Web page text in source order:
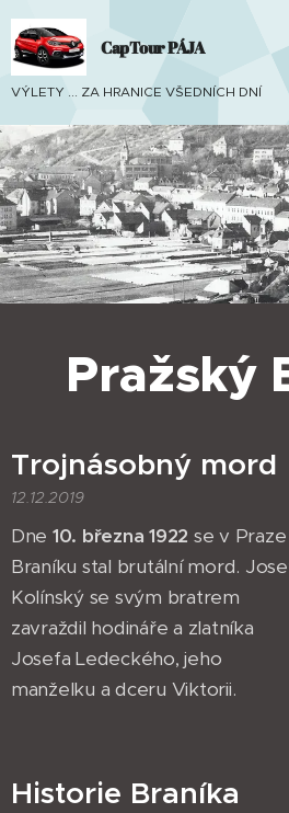
CapTour PÁJA
VÝLETY ... ZA HRANICE VŠEDNÍCH DNÍ
Pražský
Trojnásobný mord
12.12.2019
Dne 10. března 1922 se v Praze
Braníku stal brutální mord.
Kolínský se svým bratrem
zavraždil hodináře a zlatníka
Josefa Ledeckého, jeho
manželku a dceru Viktorii.
Historie Braníka